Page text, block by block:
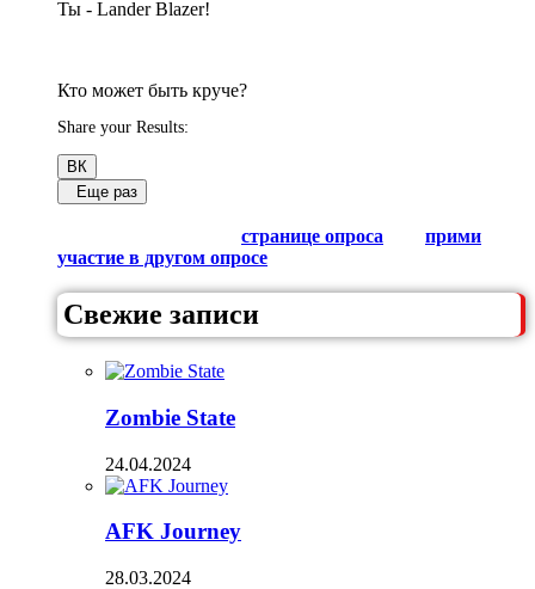
Ты - Lander Blazer!
Кто может быть круче?
Share your Results:
ВК
Еще раз
странице опроса
прими
участие в другом опросе
Свежие записи
Zombie State
24.04.2024
AFK Journey
28.03.2024